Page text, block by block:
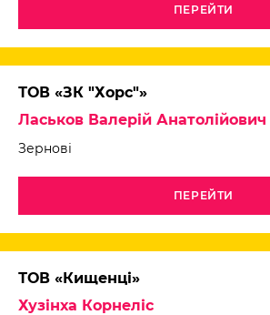
ПЕРЕЙТИ
ТОВ «ЗК "Хорс"»
Ласьков Валерій Анатолійович
Зернові
ПЕРЕЙТИ
ТОВ «Кищенці»
Хузінха Корнеліс